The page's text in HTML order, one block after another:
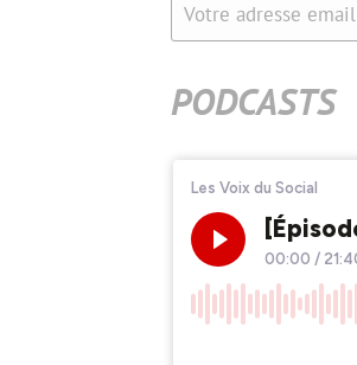
Votre adresse email
PODCASTS